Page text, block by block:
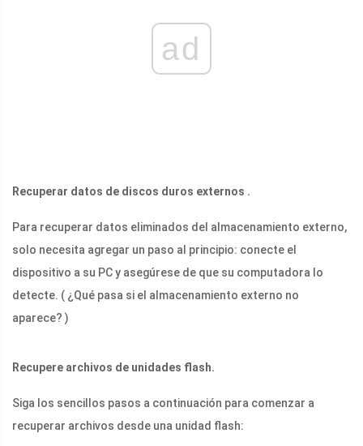
ad
Recuperar datos de discos duros externos .
Para recuperar datos eliminados del almacenamiento externo,
solo necesita agregar un paso al principio: conecte el
dispositivo a su PC y asegúrese de que su computadora lo
detecte. ( ¿Qué pasa si el almacenamiento externo no
aparece? )
Recupere archivos de unidades flash.
Siga los sencillos pasos a continuación para comenzar a
recuperar archivos desde una unidad flash: